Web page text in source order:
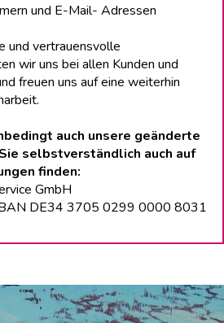
und E-Mail- Adressen
und vertrauensvolle
wir uns bei allen Kunden und
freuen uns auf eine weiterhin
auch unsere geänderte
selbstverständlich auch auf
finden:
GmbH
DE34 3705 0299 0000 8031